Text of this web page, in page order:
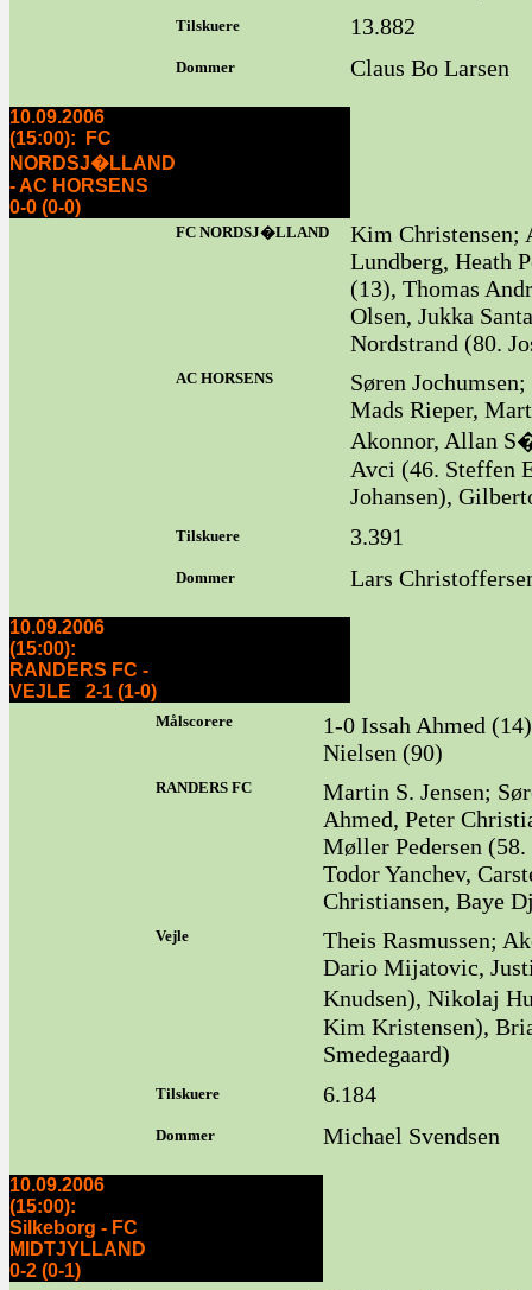
Tilskuere 13.882
Dommer Claus Bo Larsen
10.09.2006
(15:00): FC
NORDSJ�LLAND
- AC HORSENS
0-0 (0-0)
FC NORDSJ�LLAND
Kim Christensen;
Lundberg, Heath
(13), Thomas
Olsen, Jukka
Nordstrand (80.
AC HORSENS
Søren
Mads Rieper,
Akonnor, Allan
Avci (46. Steffen
Johansen),
Tilskuere 3.391
Dommer Lars
10.09.2006
(15:00):
RANDERS FC -
VEJLE 2-1 (1-0)
Målscorere
1-0 Issah Ahmed
Nielsen (90)
RANDERS FC
Martin S. Jensen;
Ahmed, Peter
Møller Pedersen (58.
Todor Yanchev,
Christiansen, Baye
Vejle
Theis Rasmussen;
Dario Mijatovic,
Knudsen), Nikolaj
Kim Kristensen),
Smedegaard)
Tilskuere 6.184
Dommer Michael Svendsen
10.09.2006
(15:00):
Silkeborg - FC
MIDTJYLLAND
0-2 (0-1)